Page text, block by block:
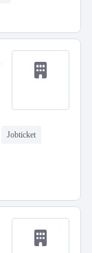
Jobticket